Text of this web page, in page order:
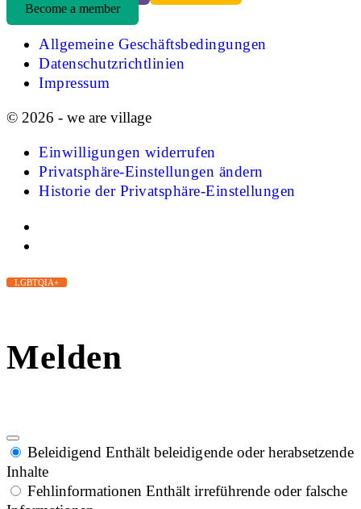
Become a member
Allgemeine Geschäftsbedingungen
Datenschutzrichtlinien
Impressum
© 2026 - we are village
Einwilligungen widerrufen
Privatsphäre-Einstellungen ändern
Historie der Privatsphäre-Einstellungen
LGBTQIA+
Melden
Beleidigend Enthält beleidigende oder herabsetzende
Inhalte
Fehlinformationen Enthält irreführende oder falsche